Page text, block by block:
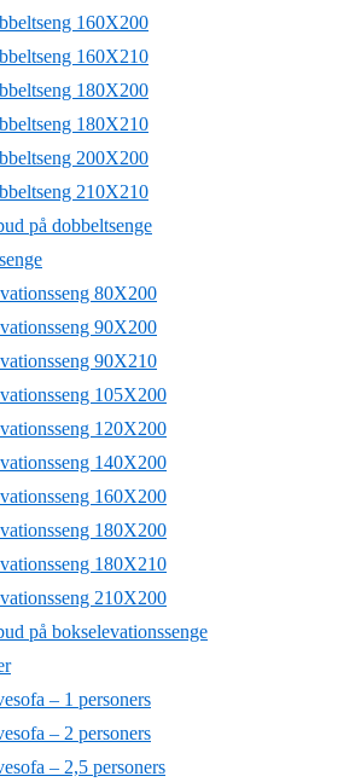
160X200
160X210
180X200
180X210
200X200
210X210
på dobbeltsenge
80X200
90X200
90X210
105X200
120X200
140X200
160X200
180X200
180X210
210X200
på bokselevationssenge
– 1 personers
– 2 personers
– 2,5 personers